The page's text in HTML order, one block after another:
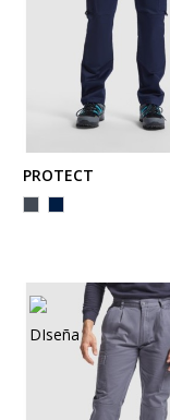
PROTECT
NegroMARINO